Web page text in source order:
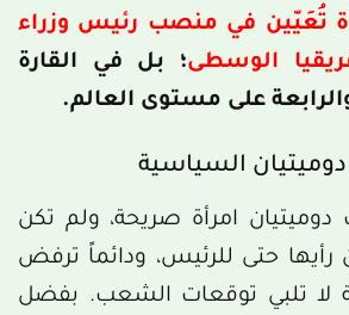
تُعَيّين في منصب رئيس وزراء
الوسطى؛ بل في القارة
والرابعة على مستوى العالم.
السياسية
دوميتيان امرأة صريحة، ولم تكن
رأيها حتى للرئيس، ودائماً ترفض
لا تلبي توقعات الشعب. بفضل